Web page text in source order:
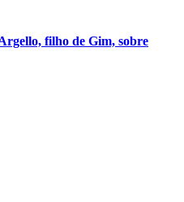
filho de Gim, sobre